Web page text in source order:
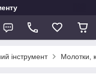
інструмент Молотки,